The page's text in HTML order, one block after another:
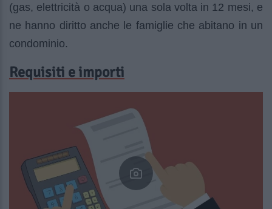
(gas, elettricità o acqua) una sola volta in 12 mesi, e
ne hanno diritto anche le famiglie che abitano in un
condominio.
Requisiti e importi